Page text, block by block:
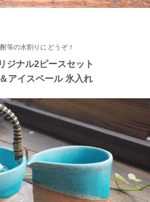
湯飲み 南蛮カラー♪そろそろ温か
季節ですね♪長角皿はぴったりの
選ばない すごい和食器セット
等の水割りにどうぞ！
ジナル2ピースセット
アイスペール 氷入れ